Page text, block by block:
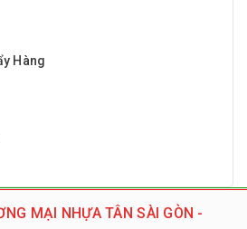
Hàng
MẠI NHỰA TÂN SÀI GÒN -